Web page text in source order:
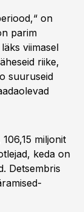
on
parim
viimasel
riike,
suuruseid
miljonit
keda on
Detsembris